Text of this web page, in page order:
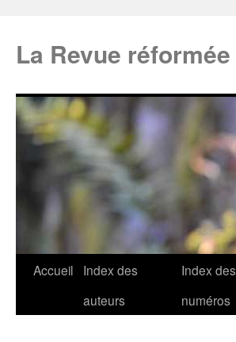
La Revue réformée
Accueil
Index des
auteurs
Index des
numéros